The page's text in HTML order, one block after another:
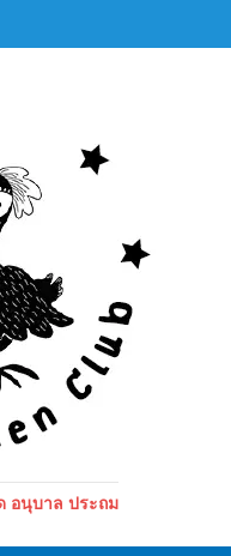
อนุบาล ประถม